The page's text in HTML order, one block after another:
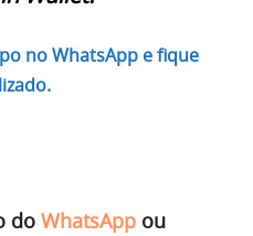
no WhatsApp e fique
do WhatsApp ou